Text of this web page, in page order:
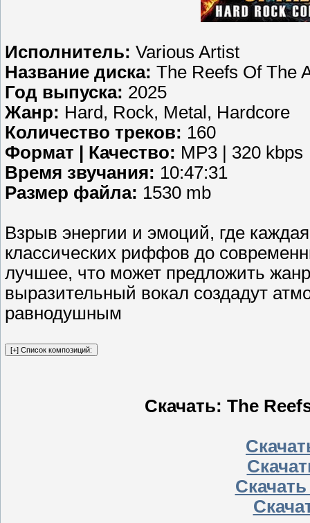
Исполнитель: Various Artist
Название диска: The Reefs Of The
Год выпуска: 2025
Жанр: Hard, Rock, Metal, Hardcore
Количество треков: 160
Формат | Качество: MP3 | 320 kbps
Время звучания: 10:47:31
Размер файла: 1530 mb
Взрыв энергии и эмоций, где
классических риффов до
лучшее, что может предложить
выразительный вокал создадут
равнодушным
Скачать: The